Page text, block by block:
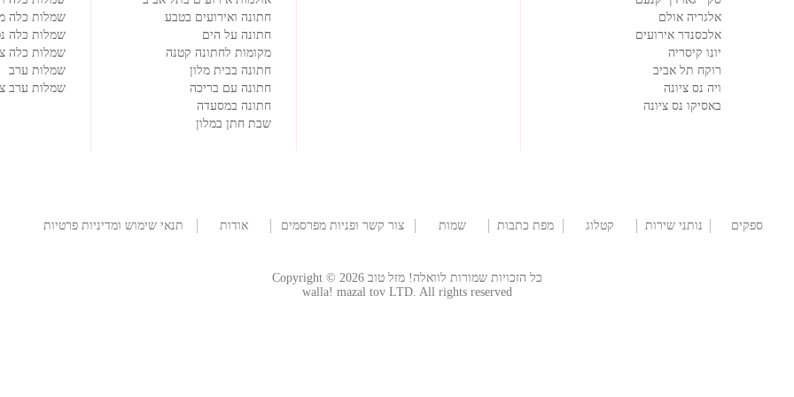
אלגריה אולם
אלכסנדר אירועים
יונו קיסריה
רוקח תל אביב
ויה נס ציונה
באסיקו נס ציונה
חתונה ואירועים בטבע
חתונה על הים
מקומות לחתונה קטנה
חתונה בבית מלון
חתונה עם בריכה
חתונה במסעדה
שבת חתן במלון
שמלות כלה
שמלות כלה
שמלות כלה
שמלות ערב
שמלות ערב
ספקים
נותני שירות
קטלוג
מפת כתבות
שמות
צור קשר ופניות מפרסמים
אודות
תנאי שימוש ומדיניות פרטיות
כל הזכויות שמורות לוואלה! מזל טוב Copyright © 2026
walla! mazal tov LTD. All rights reserved